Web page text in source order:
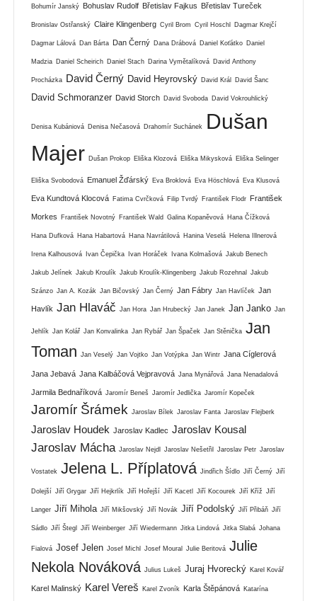
Bohumír Janský Bohuslav Rudolf Břetislav Fajkus Břetislav Tureček
Bronislav Ostřanský Claire Klingenberg Cyril Brom Cyril Hoschl Dagmar Krejčí
Dagmar Lálová Dan Bárta Dan Černý Dana Drábová Daniel Koťátko Daniel
Madzia Daniel Scheirich Daniel Stach Darina Vymětalíková David Anthony
Procházka David Černý David Heyrovský David Král David Šanc
David Schmoranzer David Storch David Svoboda David Vokrouhlický
Denisa Kubániová Denisa Nečasová Drahomír Suchánek
Dušan
Majer Dušan Prokop Eliška Klozová Eliška Mikysková Eliška Selinger
Eliška Svobodová Emanuel Žďárský Eva Broklová Eva Höschlová Eva Klusová
Eva Kundtová Klocová Fatima Cvrčková Filip Tvrdý František Flodr František
Morkes František Novotný František Wald Galina Kopaněvová Hana Čížková
Hana Dufková Hana Habartová Hana Navrátilová Hanina Veselá Helena Illnerová
Irena Kalhousová Ivan Čepička Ivan Horáček Ivana Kolmašová Jakub Benech
Jakub Jelínek Jakub Kroulík Jakub Kroulík-Klingenberg Jakub Rozehnal Jakub
Szánzo Jan A. Kozák Jan Bičovský Jan Černý Jan Fábry Jan Havlíček Jan
Havlík Jan Hlaváč Jan Hora Jan Hrubecký Jan Janek Jan Janko Jan
Jehlík Jan Kolář Jan Konvalinka Jan Rybář Jan Špaček Jan Stěnička Jan
Toman
Jan Veselý Jan Vojtko Jan Votýpka Jan Wintr Jana Cíglerová
Jana Jebavá Jana Kalbáčová Vejpravová Jana Mynářová Jana Nenadalová
Jarmila Bednaříková Jaromír Beneš Jaromír Jedlička Jaromír Kopeček
Jaromír Šrámek Jaroslav Bílek Jaroslav Fanta Jaroslav Flejberk
Jaroslav Houdek Jaroslav Kadlec Jaroslav Kousal
Jaroslav Mácha Jaroslav Nejdl Jaroslav Nešetřil Jaroslav Petr Jaroslav
Vostatek Jelena L. Příplatová Jindřich Šídlo Jiří Černý Jiří
Dolejší Jiří Grygar Jiří Hejkrlík Jiří Hořejší Jiří Kacetl Jiří Kocourek Jiří Kříž Jiří
Langer Jiří Mihola Jiří Mikšovský Jiří Novák Jiří Podolský Jiří Přibáň Jiří
Sádlo Jiří Štegl Jiří Weinberger Jiří Wiedermann Jitka Lindová Jitka Slabá Johana
Fialová Josef Jelen Josef Michl Josef Moural Julie Beritová Julie
Nekola Nováková Julius Lukeš Juraj Hvorecký Karel Kovář
Karel Malinský Karel Vereš Karel Zvoník Karla Štěpánová Katarína